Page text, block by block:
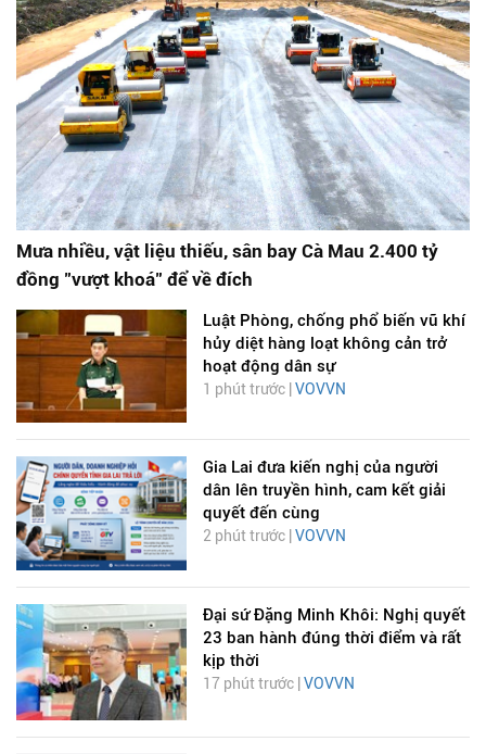
Mưa nhiều, vật liệu thiếu, sân bay Cà Mau 2.400 tỷ
đồng "vượt khoá" để về đích
Luật Phòng, chống phổ biến vũ khí
hủy diệt hàng loạt không cản trở
hoạt động dân sự
1 phút trước | VOVVN
Gia Lai đưa kiến nghị của người
dân lên truyền hình, cam kết giải
quyết đến cùng
2 phút trước | VOVVN
Đại sứ Đặng Minh Khôi: Nghị quyết
23 ban hành đúng thời điểm và rất
kịp thời
17 phút trước | VOVVN